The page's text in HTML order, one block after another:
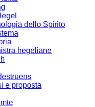
dello Spirito
hegeliane
e proposta